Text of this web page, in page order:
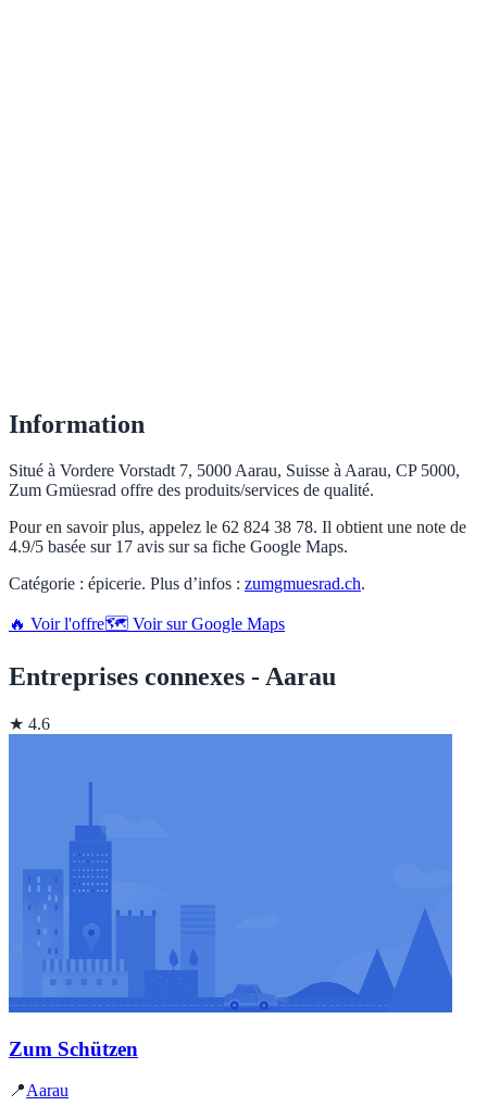
Information
Situé à Vordere Vorstadt 7, 5000 Aarau, Suisse à Aarau, CP 5000,
Zum Gmüesrad offre des produits/services de qualité.
Pour en savoir plus, appelez le 62 824 38 78. Il obtient une note de
4.9/5 basée sur 17 avis sur sa fiche Google Maps.
Catégorie : épicerie. Plus d’infos : zumgmuesrad.ch.
🔥 Voir l'offre🗺️ Voir sur Google Maps
Entreprises connexes - Aarau
★ 4.6
Zum Schützen
📍Aarau